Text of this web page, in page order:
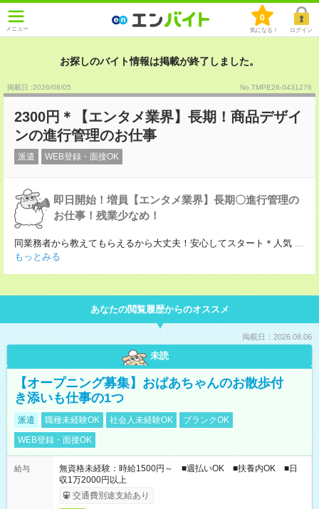
メニュー
0
気になる！ ログイン
お探しのバイト情報は掲載が終了しました。
掲載日 :2026/08/05 No.TMPE26-0431276
2300円＊【エンタメ業界】長期！商品デザイ
ンの進行管理のお仕事
派遣 WEB登録・面接OK
即日開始！増員【エンタメ業界】長期〇進行管理の
お仕事！残業少なめ！
同業務者から教えてもらえるから大丈夫！安心してスタート＊人気 ...
もっとみる
あなたの閲覧履歴からのオススメ
掲載日：2026.08.06
未読
【オープニング募集】おばあちゃんのお散歩付
き添いも仕事の1つ
派遣 職種未経験OK 社会人未経験OK
ブランクOK
WEB登録・面接OK
給与
無資格未経験：時給1500円～ ■週払いOK ■扶養内OK ■日
収1万2000円以上
交通費別途支給あり